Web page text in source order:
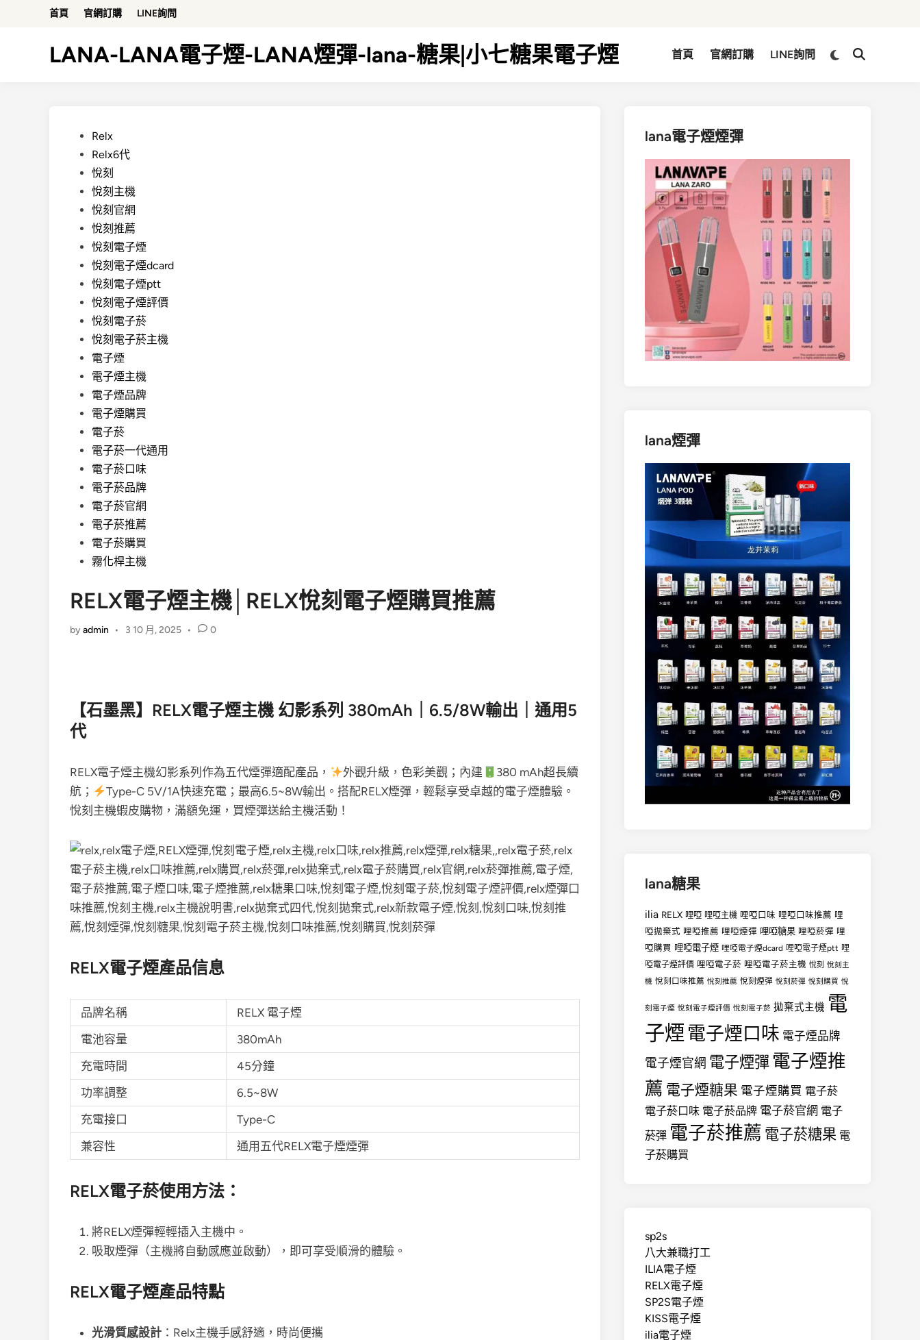
首頁 官網訂購 LINE詢問
LANA-LANA電子煙-LANA煙彈-lana-糖果|小七糖果電子煙 首頁 官網訂購 LINE詢問
Switch
Open
PostedRelx
Relx6代
悅刻
悅刻主機
悅刻官網
悅刻推薦
悅刻電子煙
悅刻電子煙dcard
悅刻電子煙ptt
悅刻電子煙評價
悅刻電子菸
悅刻電子菸主機
電子煙
電子煙主機
電子煙品牌
電子煙購買
電子菸
電子菸一代通用
電子菸口味
電子菸品牌
電子菸官網
電子菸推薦
電子菸購買
霧化桿主機
RELX電子煙主機│RELX悅刻電子煙購買推薦
byadmin • 3 10 月, 2025 • 0
【石墨黑】RELX電子煙主機 幻影系列 380mAh｜6.5/8W輸出｜通用5
代
RELX電子煙主機幻影系列作為五代煙彈適配產品， 外觀升級，色彩美觀；內建
380 mAh超長續
航；
Type-C 5V/1A快速充電；最高6.5~8W輸出。搭配RELX煙彈，輕鬆享受卓越的電子煙體驗。
悅刻主機蝦皮購物，滿額免運，買煙彈送給主機活動！
RELX電子煙產品信息
品牌名稱
RELX 電子煙
電池容量
380mAh
充電時間
45分鐘
功率調整
6.5~8W
充電接口
Type-C
兼容性
通用五代RELX電子煙煙彈
RELX電子菸使用方法：
將RELX煙彈輕輕插入主機中。
吸取煙彈（主機將自動感應並啟動），即可享受順滑的體驗。
RELX電子煙產品特點
光滑質感設計 ：Relx主機手感舒適，時尚便攜
lana電子煙煙彈
lana煙彈
lana糖果
ilia RELX 哩啞 哩啞主機 哩啞口味 哩啞口味推薦 哩
啞拋棄式 哩啞推薦 哩啞煙彈 哩啞糖果 哩啞菸彈 哩
啞購買 哩啞電子煙 哩啞電子煙dcard 哩啞電子煙ptt 哩
啞電子煙評價 哩啞電子菸 哩啞電子菸主機 悅刻 悅刻主
機 悅刻口味推薦 悅刻推薦 悅刻煙彈 悅刻菸彈 悅刻購買 悅
刻電子煙 悅刻電子煙評價 悅刻電子菸 拋棄式主機 電
子煙 電子煙口味 電子煙品牌
電子煙官網 電子煙彈 電子煙推
薦 電子煙糖果 電子煙購買 電子菸
電子菸口味 電子菸品牌 電子菸官網 電子
菸彈 電子菸推薦 電子菸糖果 電
子菸購買
sp2s
八大兼職打工
ILIA電子煙
RELX電子煙
SP2S電子煙
KISS電子煙
ilia電子煙